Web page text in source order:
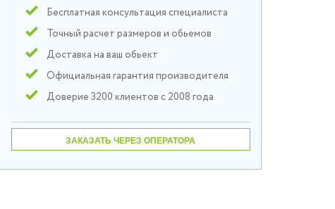
Бесплатная консультация специалиста
Точный расчет размеров и обьемов
Доставка на ваш обьект
Официальная гарантия производителя
Доверие 3200 клиентов с 2008 года
ЗАКАЗАТЬ ЧЕРЕЗ ОПЕРАТОРА